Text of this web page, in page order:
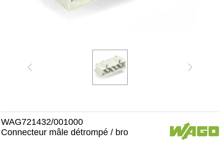
WAG721432/001000
Connecteur mâle détrompé / bro